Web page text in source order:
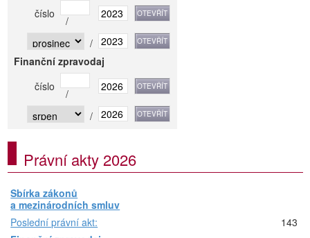
číslo
/
/
Finanční zpravodaj
číslo
/
/
Právní akty 2026
Sbírka zákonů
a mezinárodních smluv
Poslední právní akt:
143